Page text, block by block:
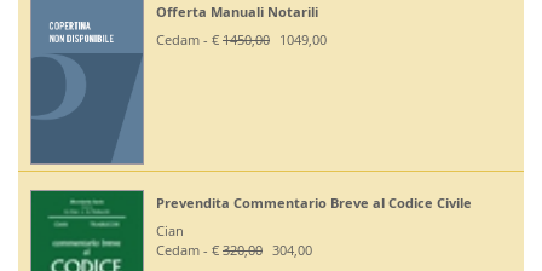
Off. Codici Civile, Penale, Proc Civile, Proc Penale
Off Codici Civile e Penale 2026 - Esame Avvocato